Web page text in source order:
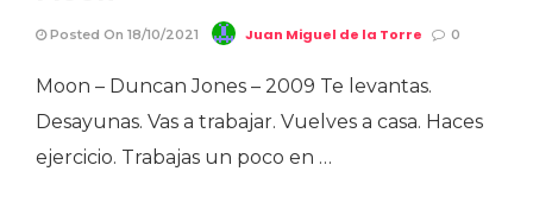
Posted On 18/10/2021 Juan Miguel de la Torre 0
Moon – Duncan Jones – 2009 Te levantas.
Desayunas. Vas a trabajar. Vuelves a casa. Haces
ejercicio. Trabajas un poco en …